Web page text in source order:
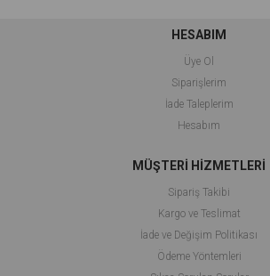
HESABIM
Üye Ol
Siparişlerim
İade Taleplerim
Hesabım
MÜŞTERİ HİZMETLERİ
Sipariş Takibi
Kargo ve Teslimat
İade ve Değişim Politikası
Ödeme Yöntemleri